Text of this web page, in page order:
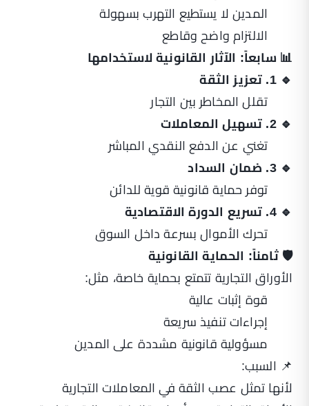
المدين لا يستطيع التهرب بسهولة
الالتزام واضح وقاطع
📊 سابعاً: الآثار القانونية لاستخدامها
🔹 1. تعزيز الثقة
تقلل المخاطر بين التجار
🔹 2. تسهيل المعاملات
تغني عن الدفع النقدي المباشر
🔹 3. ضمان السداد
توفر حماية قانونية قوية للدائن
🔹 4. تسريع الدورة الاقتصادية
تحرك الأموال بسرعة داخل السوق
🛡️ ثامناً: الحماية القانونية
الأوراق التجارية تتمتع بحماية خاصة، مثل:
قوة إثبات عالية
إجراءات تنفيذ سريعة
مسؤولية قانونية مشددة على المدين
📌 السبب:
لأنها تمثل عصب الثقة في المعاملات التجارية